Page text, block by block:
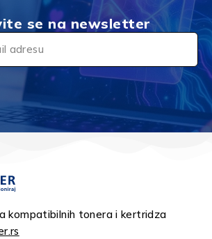
se na newsletter
kompatibilnih tonera i kertridza